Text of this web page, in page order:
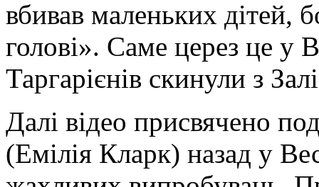
вбивав маленьких дітей,
голові». Саме церез це у
Таргарієнів скинули з
Далі відео присвячено
(Емілія Кларк) назад у